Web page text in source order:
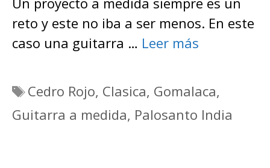
reto y este no iba a ser menos. En este
caso una guitarra … Leer más
Etiquetas
Cedro Rojo, Clasica, Gomalaca,
Guitarra a medida, Palosanto India